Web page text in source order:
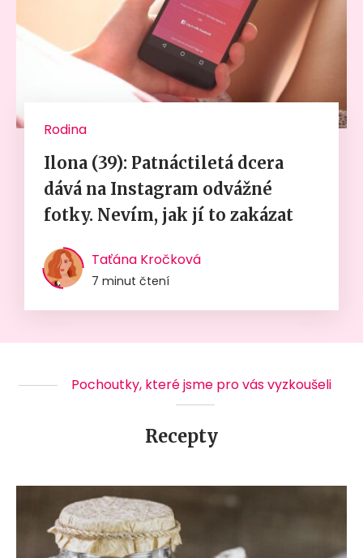
Rodina
Ilona (39): Patnáctiletá dcera
dává na Instagram odvážné
fotky. Nevím, jak jí to zakázat
Taťána Kročková
7 minut čtení
Pochoutky, které jsme pro vás vyzkoušeli
Recepty